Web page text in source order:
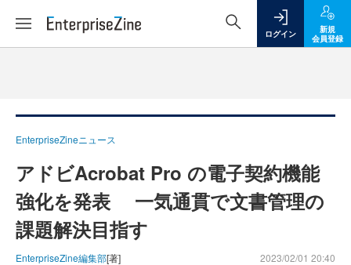
ログイン
新規
会員登録
EnterpriseZineニュース
アドビAcrobat Pro の電子契約機能
強化を発表 一気通貫で文書管理の
課題解決目指す
EnterpriseZine編集部[著] 2023/02/01 20:40